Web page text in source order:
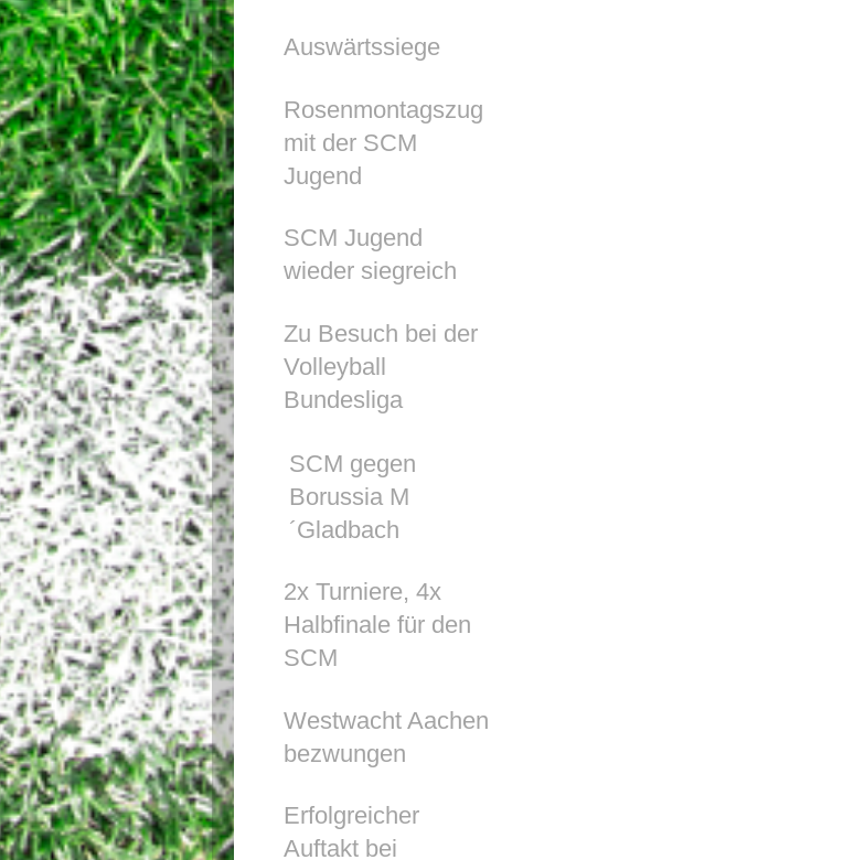
Auswärtssiege
Rosenmontagszug
mit der SCM
Jugend
SCM Jugend
wieder siegreich
Zu Besuch bei der
Volleyball
Bundesliga
SCM gegen
Borussia M
´Gladbach
2x Turniere, 4x
Halbfinale für den
SCM
Westwacht Aachen
bezwungen
Erfolgreicher
Auftakt bei